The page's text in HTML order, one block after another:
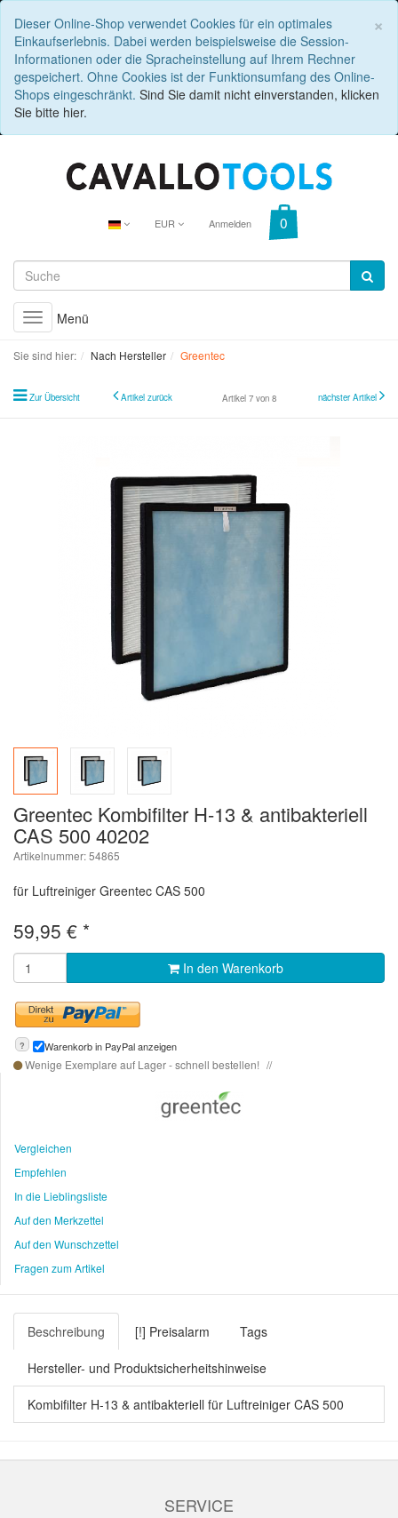
×
Dieser Online-Shop verwendet Cookies für ein optimales
Einkaufserlebnis. Dabei werden beispielsweise die Session-
Informationen oder die Spracheinstellung auf Ihrem Rechner
gespeichert. Ohne Cookies ist der Funktionsumfang des Online-
Shops eingeschränkt. Sind Sie damit nicht einverstanden, klicken
Sie bitte hier.
EUR Anmelden
Toggle
navigation
Menü
Sie sind hier: Nach Hersteller Greentec
Zur Übersicht Artikel zurück Artikel 7 von 8 nächster Artikel
Greentec Kombifilter H-13 & antibakteriell
CAS 500 40202
Artikelnummer: 54865
für Luftreiniger Greentec CAS 500
59,95 € *
In den Warenkorb
? Warenkorb in PayPal anzeigen
Wenige Exemplare auf Lager - schnell bestellen!
Vergleichen
Empfehlen
In die Lieblingsliste
Auf den Merkzettel
Auf den Wunschzettel
Fragen zum Artikel
Beschreibung [!] Preisalarm Tags
Hersteller- und Produktsicherheitshinweise
Kombifilter H-13 & antibakteriell für Luftreiniger CAS 500
SERVICE